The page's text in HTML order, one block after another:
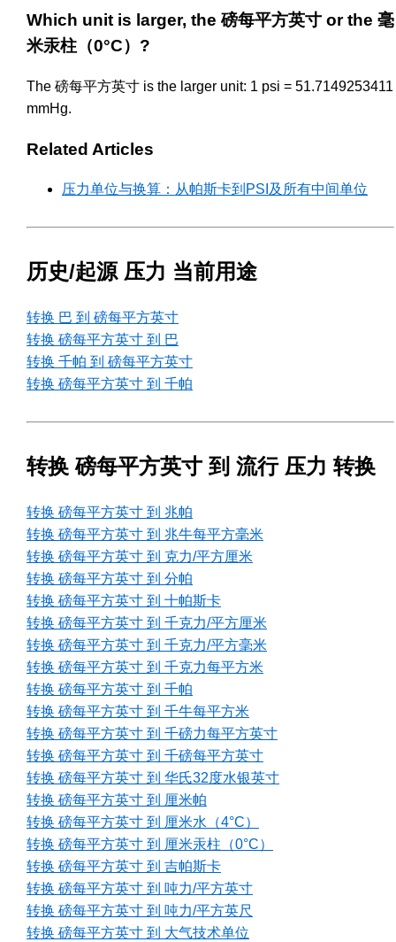
Which unit is larger, the 磅每平方英寸 or the 毫
米汞柱（0°C）?
The 磅每平方英寸 is the larger unit: 1 psi = 51.7149253411
mmHg.
Related Articles
压力单位与换算：从帕斯卡到PSI及所有中间单位
历史/起源 压力 当前用途
转换 巴 到 磅每平方英寸
转换 磅每平方英寸 到 巴
转换 千帕 到 磅每平方英寸
转换 磅每平方英寸 到 千帕
转换 磅每平方英寸 到 流行 压力 转换
转换 磅每平方英寸 到 兆帕
转换 磅每平方英寸 到 兆牛每平方毫米
转换 磅每平方英寸 到 克力/平方厘米
转换 磅每平方英寸 到 分帕
转换 磅每平方英寸 到 十帕斯卡
转换 磅每平方英寸 到 千克力/平方厘米
转换 磅每平方英寸 到 千克力/平方毫米
转换 磅每平方英寸 到 千克力每平方米
转换 磅每平方英寸 到 千帕
转换 磅每平方英寸 到 千牛每平方米
转换 磅每平方英寸 到 千磅力每平方英寸
转换 磅每平方英寸 到 千磅每平方英寸
转换 磅每平方英寸 到 华氏32度水银英寸
转换 磅每平方英寸 到 厘米帕
转换 磅每平方英寸 到 厘米水（4°C）
转换 磅每平方英寸 到 厘米汞柱（0°C）
转换 磅每平方英寸 到 吉帕斯卡
转换 磅每平方英寸 到 吨力/平方英寸
转换 磅每平方英寸 到 吨力/平方英尺
转换 磅每平方英寸 到 大气技术单位